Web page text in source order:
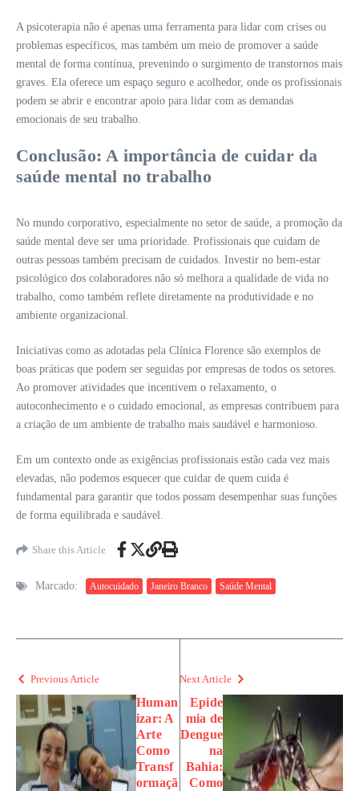
A psicoterapia não é apenas uma ferramenta para lidar com crises ou
problemas específicos, mas também um meio de promover a saúde
mental de forma contínua, prevenindo o surgimento de transtornos mais
graves. Ela oferece um espaço seguro e acolhedor, onde os profissionais
podem se abrir e encontrar apoio para lidar com as demandas
emocionais de seu trabalho.
Conclusão: A importância de cuidar da
saúde mental no trabalho
No mundo corporativo, especialmente no setor de saúde, a promoção da
saúde mental deve ser uma prioridade. Profissionais que cuidam de
outras pessoas também precisam de cuidados. Investir no bem-estar
psicológico dos colaboradores não só melhora a qualidade de vida no
trabalho, como também reflete diretamente na produtividade e no
ambiente organizacional.
Iniciativas como as adotadas pela Clínica Florence são exemplos de
boas práticas que podem ser seguidas por empresas de todos os setores.
Ao promover atividades que incentivem o relaxamento, o
autoconhecimento e o cuidado emocional, as empresas contribuem para
a criação de um ambiente de trabalho mais saudável e harmonioso.
Em um contexto onde as exigências profissionais estão cada vez mais
elevadas, não podemos esquecer que cuidar de quem cuida é
fundamental para garantir que todos possam desempenhar suas funções
de forma equilibrada e saudável.
Share this Article
Marcado: Autocuidado Janeiro Branco Saúde Mental
Previous Article
Human
izar: A
Arte
Como
Transf
ormaçã
Next Article
Epide
mia de
Dengue
na
Bahia:
Como